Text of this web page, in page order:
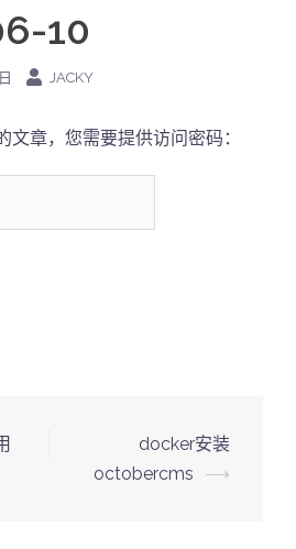
10
JACKY
文章，您需要提供访问密码：
docker安装
octobercms
⟶